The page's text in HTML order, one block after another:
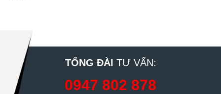
TỔNG ĐÀI TƯ VẤN:
0947 802 878